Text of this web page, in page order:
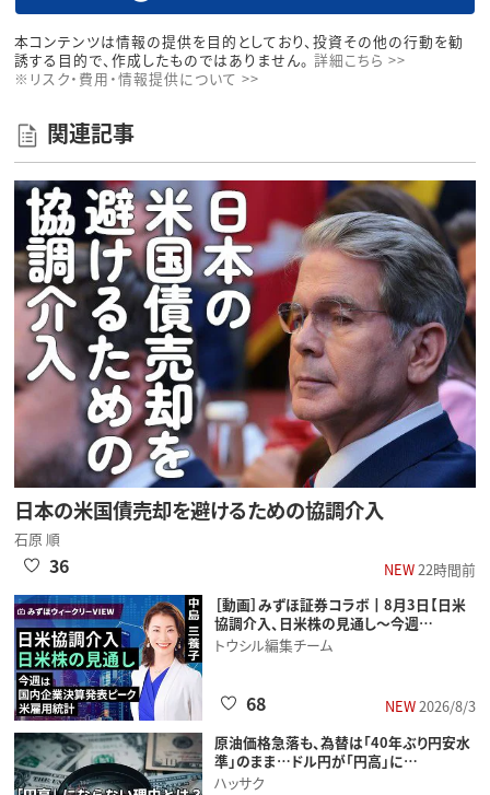
本コンテンツは情報の提供を目的としており、投資その他の行動を勧
誘する目的で、作成したものではありません。 詳細こちら >>
※リスク・費用・情報提供について >>
関連記事
日本の米国債売却を避けるための協調介入
石原 順
NEW22時間前
36
［動画］みずほ証券コラボ┃8月3日【日米
協調介入、日米株の見通し～今週…
トウシル編集チーム
NEW2026/8/3
68
原油価格急落も、為替は「40年ぶり円安水
準」のまま…ドル円が「円高」に…
ハッサク